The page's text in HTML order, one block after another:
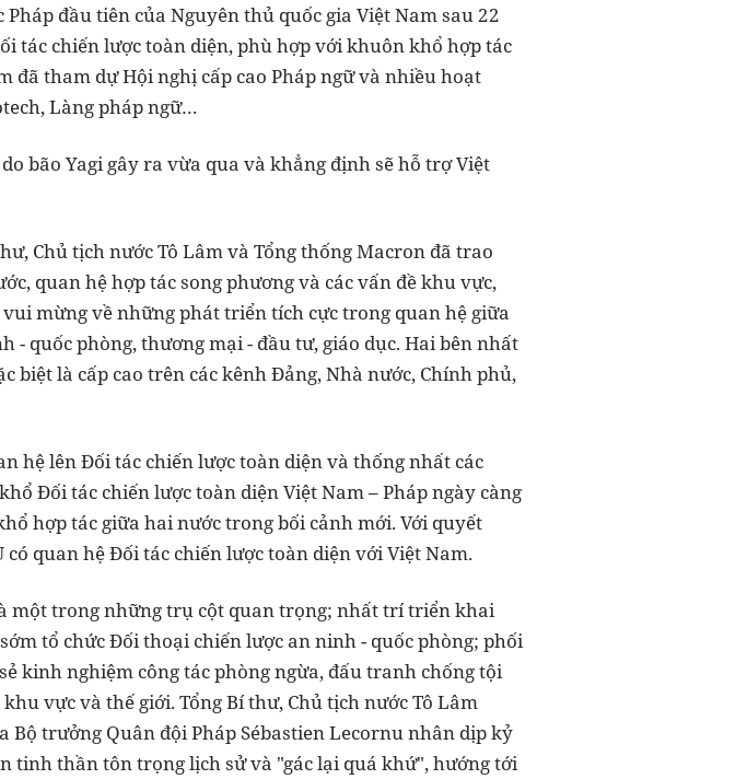
đầu tiên của Nguyên thủ quốc gia Việt Nam sau 22
tác chiến lược toàn diện, phù hợp với khuôn khổ hợp tác
đã tham dự Hội nghị cấp cao Pháp ngữ và nhiều hoạt
Làng pháp ngữ…
bão Yagi gây ra vừa qua và khẳng định sẽ hỗ trợ Việt
Chủ tịch nước Tô Lâm và Tổng thống Macron đã trao
quan hệ hợp tác song phương và các vấn đề khu vực,
mừng về những phát triển tích cực trong quan hệ giữa
- quốc phòng, thương mại - đầu tư, giáo dục. Hai bên nhất
biệt là cấp cao trên các kênh Đảng, Nhà nước, Chính phủ,
hệ lên Đối tác chiến lược toàn diện và thống nhất các
Đối tác chiến lược toàn diện Việt Nam – Pháp ngày càng
hợp tác giữa hai nước trong bối cảnh mới. Với quyết
quan hệ Đối tác chiến lược toàn diện với Việt Nam.
một trong những trụ cột quan trọng; nhất trí triển khai
tổ chức Đối thoại chiến lược an ninh - quốc phòng; phối
kinh nghiệm công tác phòng ngừa, đấu tranh chống tội
vực và thế giới. Tổng Bí thư, Chủ tịch nước Tô Lâm
Bộ trưởng Quân đội Pháp Sébastien Lecornu nhân dịp kỷ
tinh thần tôn trọng lịch sử và "gác lại quá khứ", hướng tới